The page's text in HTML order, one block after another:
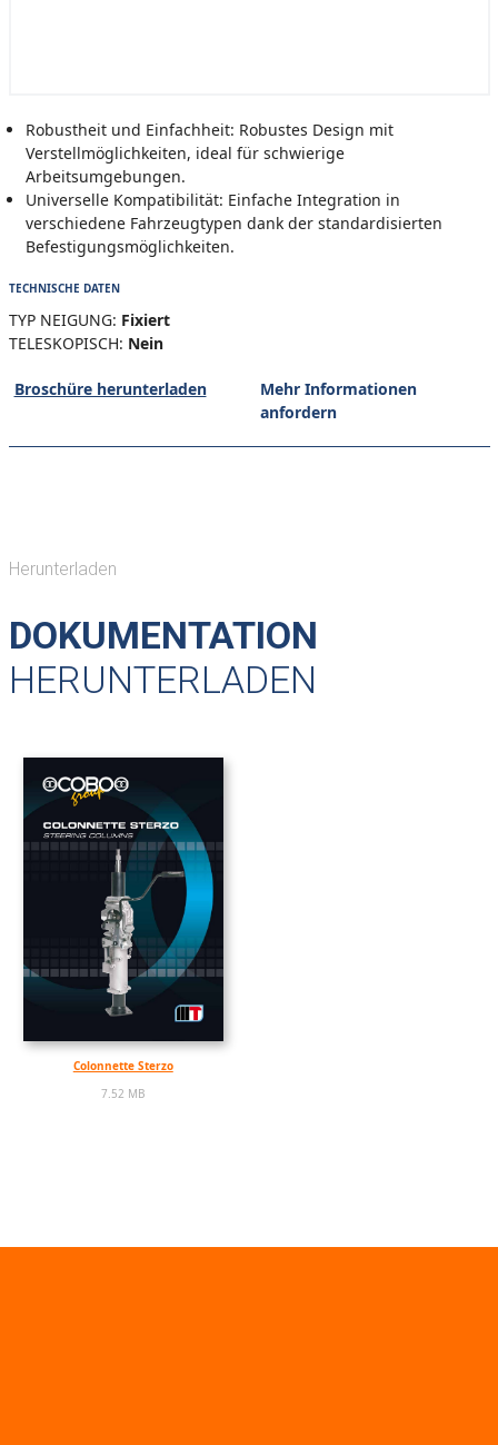
Robustheit und Einfachheit: Robustes Design mit
Verstellmöglichkeiten, ideal für schwierige
Arbeitsumgebungen.
Universelle Kompatibilität: Einfache Integration in
verschiedene Fahrzeugtypen dank der standardisierten
Befestigungsmöglichkeiten.
TECHNISCHE DATEN
TYP NEIGUNG: Fixiert
TELESKOPISCH: Nein
Broschüre herunterladen
Mehr Informationen
anfordern
Herunterladen
DOKUMENTATION
HERUNTERLADEN
Colonnette Sterzo
7.52 MB